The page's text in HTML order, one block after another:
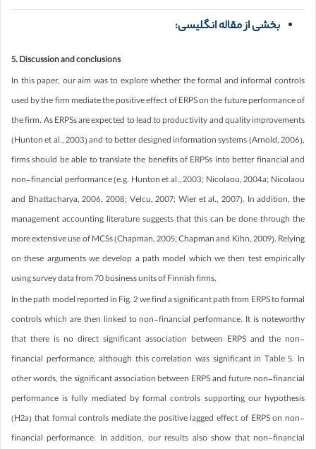
بخشی از مقاله انگلیسی:
5. Discussion and conclusions
In this paper, our aim was to explore whether the formal and informal controls
used by the firm mediate the positive effect of ERPS on the future performance of
the firm. As ERPSs are expected to lead to productivity and quality improvements
(Hunton et al., 2003) and to better designed information systems (Arnold, 2006),
firms should be able to translate the benefits of ERPSs into better financial and
non-financial performance (e.g. Hunton et al., 2003; Nicolaou, 2004a; Nicolaou
and Bhattacharya, 2006, 2008; Velcu, 2007; Wier et al., 2007). In addition, the
management accounting literature suggests that this can be done through the
more extensive use of MCSs (Chapman, 2005; Chapman and Kihn, 2009). Relying
on these arguments we develop a path model which we then test empirically
using survey data from 70 business units of Finnish firms.
In the path model reported in Fig. 2 we find a significant path from ERPS to formal
controls which are then linked to non-financial performance. It is noteworthy
that there is no direct significant association between ERPS and the non-
financial performance, although this correlation was significant in Table 5. In
other words, the significant association between ERPS and future non-financial
performance is fully mediated by formal controls supporting our hypothesis
(H2a) that formal controls mediate the positive lagged effect of ERPS on non-
financial performance. In addition, our results also show that non-financial